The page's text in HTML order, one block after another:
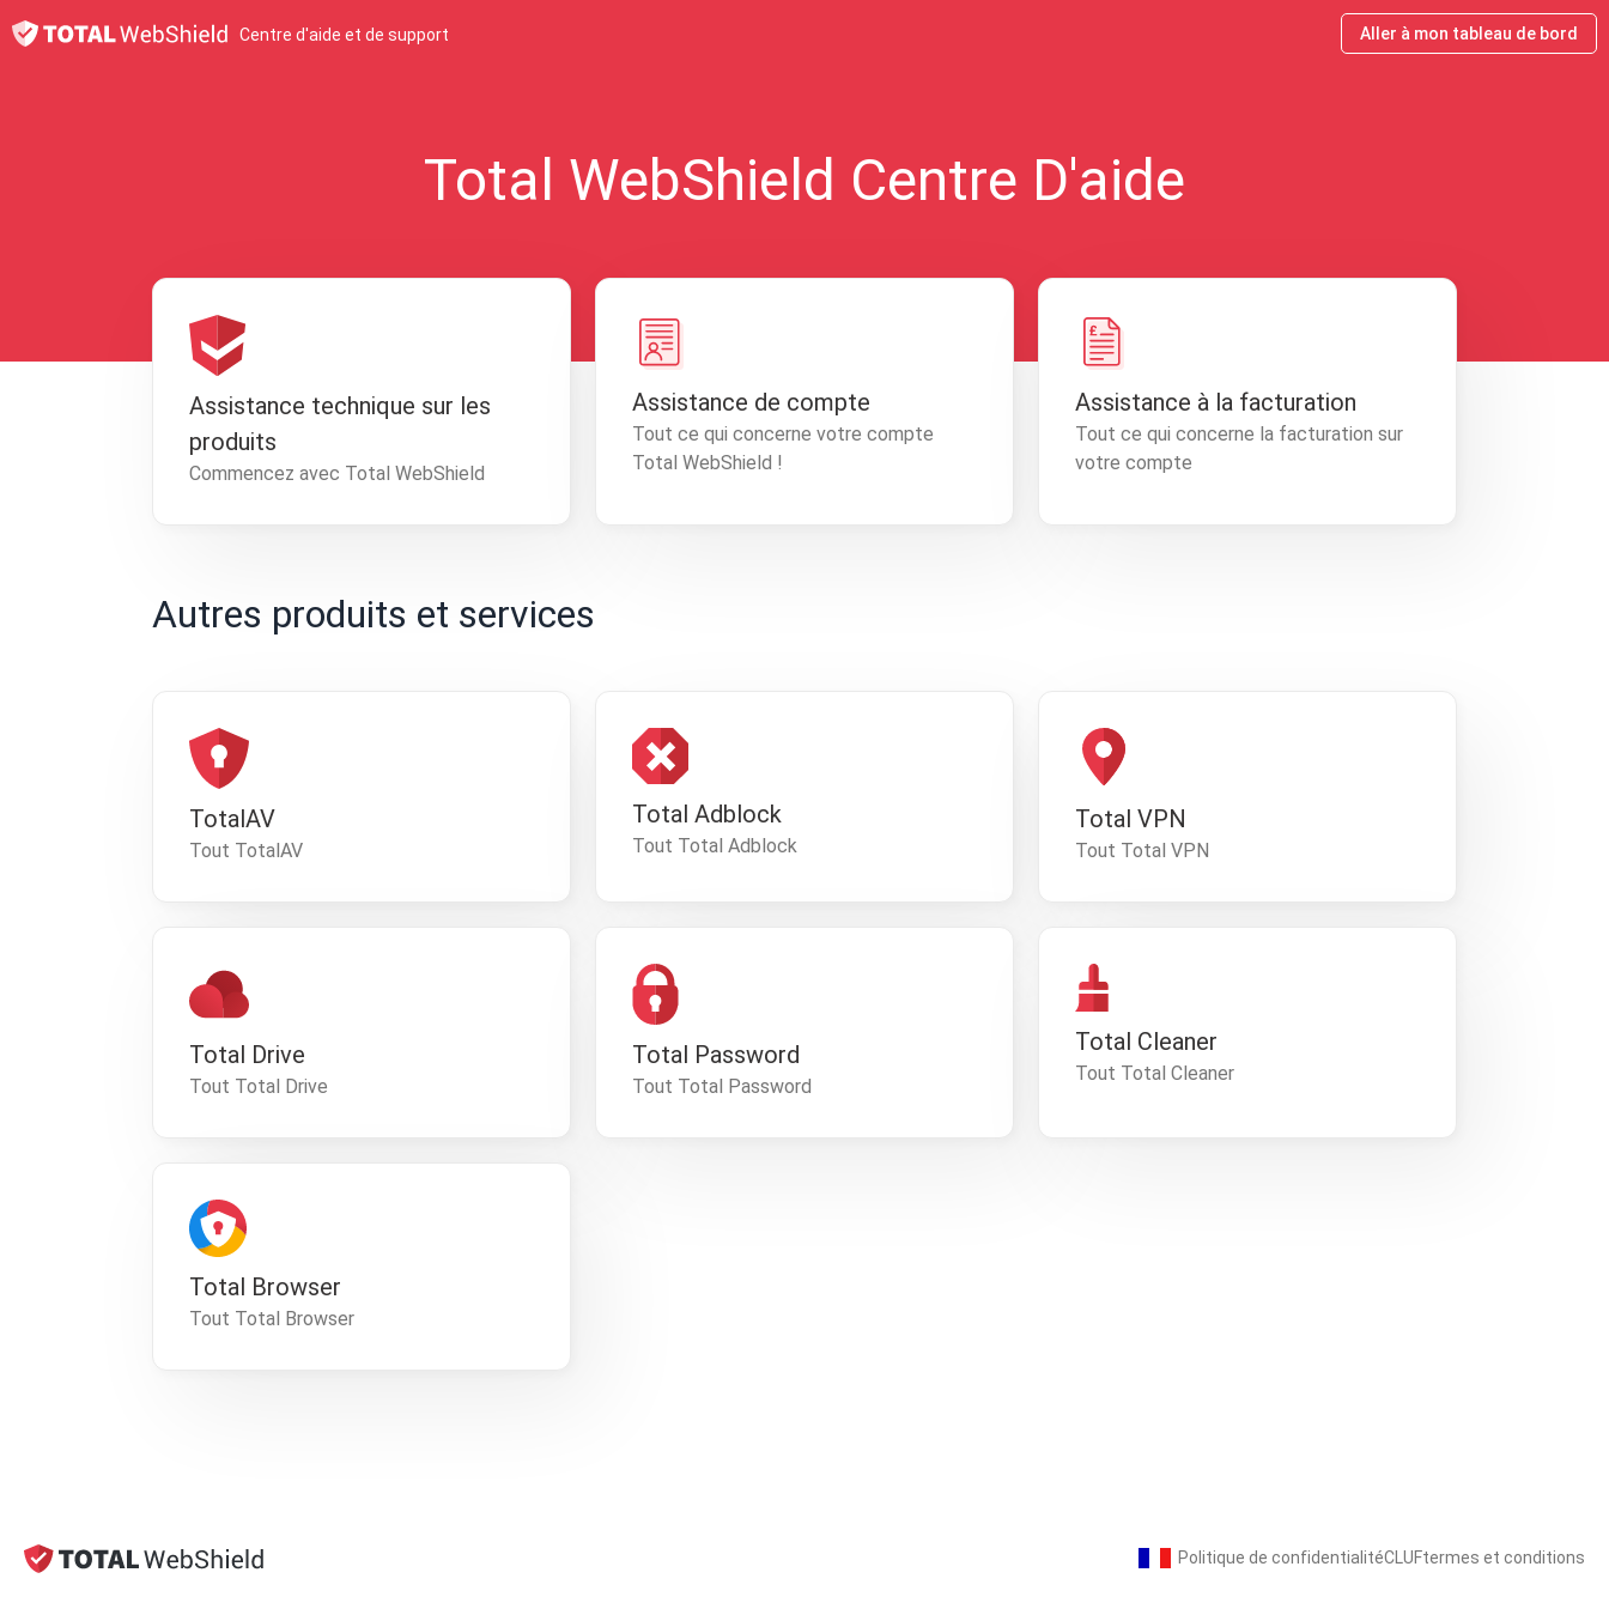
Centre d'aide et de support Aller à mon tableau de bord
Total WebShield Centre D'aide
Assistance technique sur les
produits
Commencez avec Total WebShield
Assistance de compte
Tout ce qui concerne votre compte
Total WebShield !
Assistance à la facturation
Tout ce qui concerne la facturation sur
votre compte
Autres produits et services
TotalAV
Tout TotalAV
Total Adblock
Tout Total Adblock
Total VPN
Tout Total VPN
Total Drive
Tout Total Drive
Total Password
Tout Total Password
Total Cleaner
Tout Total Cleaner
Total Browser
Tout Total Browser
Politique de confidentialitéCLUFtermes et conditions